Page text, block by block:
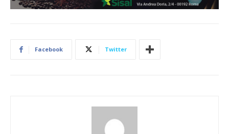
Facebook Twitter